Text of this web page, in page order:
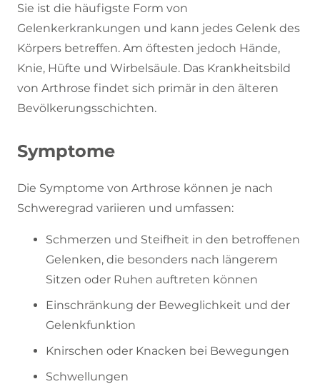
Sie ist die häufigste Form von
Gelenkerkrankungen und kann jedes Gelenk des
Körpers betreffen. Am öftesten jedoch Hände,
Knie, Hüfte und Wirbelsäule. Das Krankheitsbild
von Arthrose findet sich primär in den älteren
Bevölkerungsschichten.
Symptome
Die Symptome von Arthrose können je nach
Schweregrad variieren und umfassen:
Schmerzen und Steifheit in den betroffenen
Gelenken, die besonders nach längerem
Sitzen oder Ruhen auftreten können
Einschränkung der Beweglichkeit und der
Gelenkfunktion
Knirschen oder Knacken bei Bewegungen
Schwellungen